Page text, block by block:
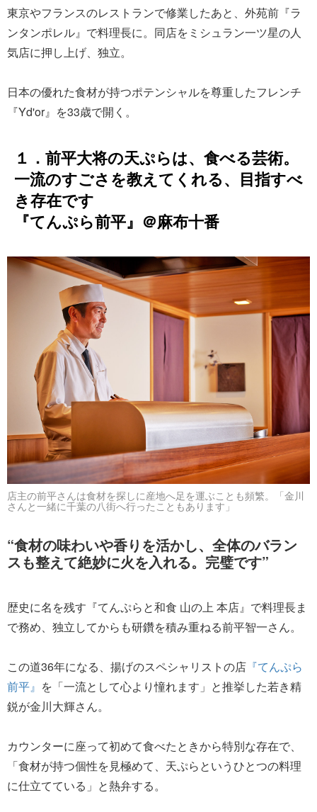
東京やフランスのレストランで修業したあと、外苑前『ラ
ンタンポレル』で料理長に。同店をミシュラン一ツ星の人
気店に押し上げ、独立。
日本の優れた食材が持つポテンシャルを尊重したフレンチ
『Yd'or』を33歳で開く。
１．前平大将の天ぷらは、食べる芸術。
一流のすごさを教えてくれる、目指すべ
き存在です
『てんぷら前平』＠麻布十番
店主の前平さんは食材を探しに産地へ足を運ぶことも頻繁。「金川
さんと一緒に千葉の八街へ行ったこともあります」
“食材の味わいや香りを活かし、全体のバラン
スも整えて絶妙に火を入れる。完璧です”
歴史に名を残す『てんぷらと和食 山の上 本店』で料理長ま
で務め、独立してからも研鑽を積み重ねる前平智一さん。
この道36年になる、揚げのスペシャリストの店 『てんぷら
前平』 を「一流として心より憧れます」と推挙した若き精
鋭が金川大輝さん。
カウンターに座って初めて食べたときから特別な存在で、
「食材が持つ個性を見極めて、天ぷらというひとつの料理
に仕立てている」と熱弁する。